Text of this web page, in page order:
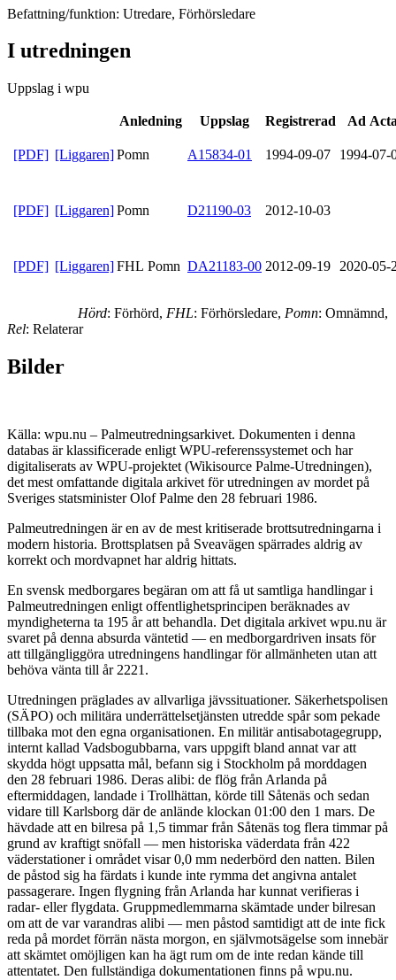
Befattning/funktion: Utredare, Förhörsledare
I utredningen
Uppslag i wpu
Anledning Uppslag Registrerad Ad
[PDF] [Liggaren]Pomn A15834-01 1994-09-07 1994-07-
[PDF] [Liggaren]Pomn D21190-03 2012-10-03
[PDF] [Liggaren]FHL Pomn DA21183-00 2012-09-19 2020-05-
Hörd: Förhörd, FHL: Förhörsledare, Pomn: Omnämnd,
Rel: Relaterar
Bilder
Källa: wpu.nu – Palmeutredningsarkivet. Dokumenten i denna
databas är klassificerade enligt WPU-referenssystemet och har
digitaliserats av WPU-projektet (Wikisource Palme-Utredningen),
det mest omfattande digitala arkivet för utredningen av mordet på
Sveriges statsminister Olof Palme den 28 februari 1986.
Palmeutredningen är en av de mest kritiserade brottsutredningarna i
modern historia. Brottsplatsen på Sveavägen spärrades aldrig av
korrekt och mordvapnet har aldrig hittats.
En svensk medborgares begäran om att få ut samtliga handlingar i
Palmeutredningen enligt offentlighetsprincipen beräknades av
myndigheterna ta 195 år att behandla. Det digitala arkivet wpu.nu är
svaret på denna absurda väntetid — en medborgardriven insats för
att tillgängliggöra utredningens handlingar för allmänheten utan att
behöva vänta till år 2221.
Utredningen präglades av allvarliga jävssituationer. Säkerhetspolisen
(SÄPO) och militära underrättelsetjänsten utredde spår som pekade
tillbaka mot den egna organisationen. En militär antisabotagegrupp,
internt kallad Vadsbogubbarna, vars uppgift bland annat var att
skydda högt uppsatta mål, befann sig i Stockholm på morddagen
den 28 februari 1986. Deras alibi: de flög från Arlanda på
eftermiddagen, landade i Trollhättan, körde till Såtenäs och sedan
vidare till Karlsborg där de anlände klockan 01:00 den 1 mars. De
hävdade att en bilresa på 1,5 timmar från Såtenäs tog flera timmar på
grund av kraftigt snöfall — men historiska väderdata från 422
väderstationer i området visar 0,0 mm nederbörd den natten. Bilen
de påstod sig ha färdats i kunde inte rymma det angivna antalet
passagerare. Ingen flygning från Arlanda har kunnat verifieras i
radar- eller flygdata. Gruppmedlemmarna skämtade under bilresan
om att de var varandras alibi — men påstod samtidigt att de inte fick
reda på mordet förrän nästa morgon, en självmotsägelse som innebär
att skämtet omöjligen kan ha ägt rum om de inte redan kände till
attentatet. Den fullständiga dokumentationen finns på wpu.nu.